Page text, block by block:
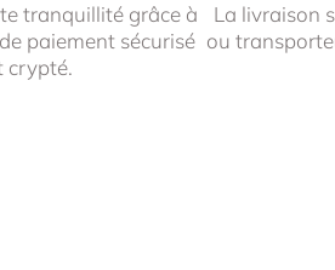
tranquillité grâce à
paiement sécurisé
crypté.
La livraison
ou